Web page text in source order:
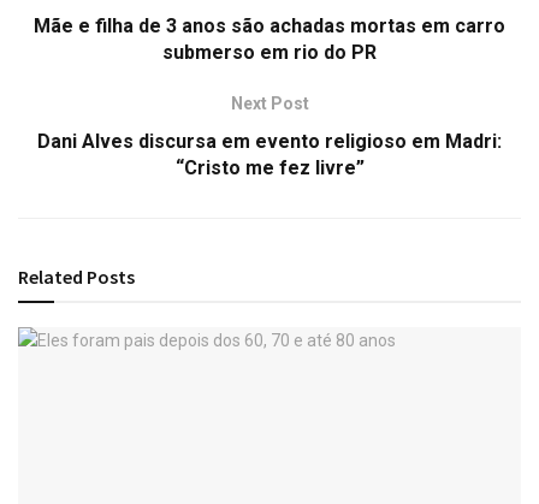
Mãe e filha de 3 anos são achadas mortas em carro
submerso em rio do PR
Next Post
Dani Alves discursa em evento religioso em Madri:
“Cristo me fez livre”
Related Posts